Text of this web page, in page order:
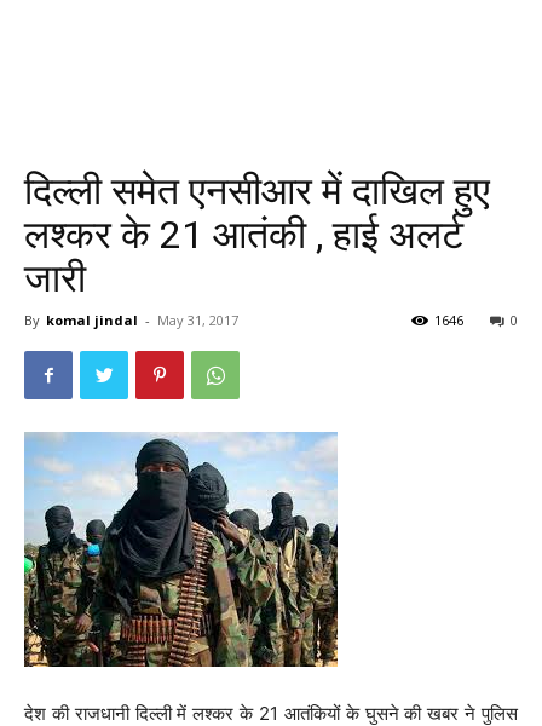
दिल्ली समेत एनसीआर में दाखिल हुए
लश्कर के 21 आतंकी , हाई अलर्ट
जारी
By komal jindal - May 31, 2017 0
1646
देश की राजधानी दिल्ली में लश्कर के 21 आतंकियों के घुसने की खबर ने पुलिस